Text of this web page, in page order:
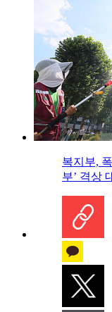
복지부,
부’ 격상